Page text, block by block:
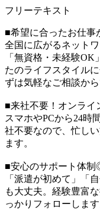
フリーテキスト
■希望に合ったお仕事
全国に広がるネット
「無資格・未経験
たのライフスタイル
ずは気軽なご相談から
■来社不要！オンライ
スマホやPCから24時
社不要なので、忙し
ます。
■安心のサポート体
「派遣が初めて」「
も大丈夫。経験豊富
っかりフォローしま